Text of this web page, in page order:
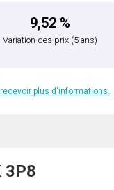
9,52 %
Variation des prix (5 ans)
plus d'informations.
3P8